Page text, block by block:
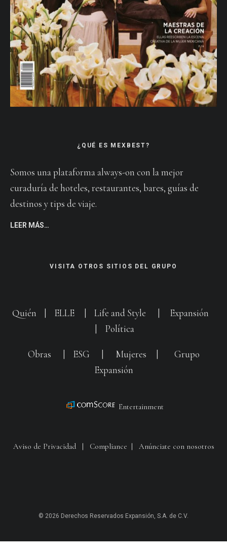
¿QUÉ ES MEXBEST?
Somos una plataforma always-on con la mejor
curaduría de hoteles, restaurantes, bares, guías de
destinos y tips de viaje.
LEER MÁS…
VISITA OTROS SITIOS DEL GRUPO
Quién ELLE Life and Style
Expansión
Política
Obras ESG Mujeres
Grupo
Expansión
Entertainment
Aviso de Privacidad| Compliance | Anúnciate con nosotros
© 2026 Derechos Reservados Expansión, S.A. de C.V.